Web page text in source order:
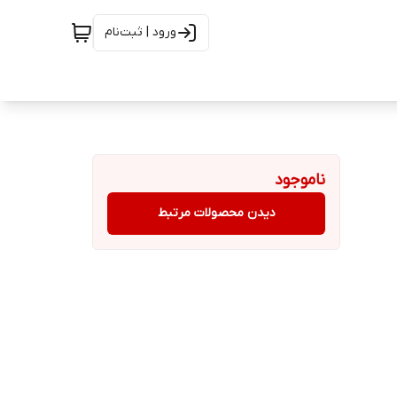
ورود | ثبت‌نام
ناموجود
دیدن محصولات مرتبط